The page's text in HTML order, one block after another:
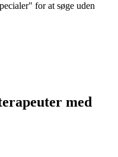
for at søge uden
med